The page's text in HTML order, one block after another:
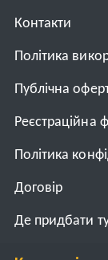
Контакти
Політика
Публічна
Реєстраційна
Політика
Договiр
Де придбати